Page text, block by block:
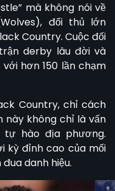
mà không nói về
đối thủ lớn
Country. Cuộc đối
derby lâu đời và
hơn 150 lần chạm
Country, chỉ cách
này không chỉ là vấn
hào địa phương.
kỳ đỉnh cao của mối
danh hiệu.